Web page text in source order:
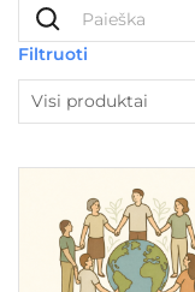
Filtruoti
Visi produktai